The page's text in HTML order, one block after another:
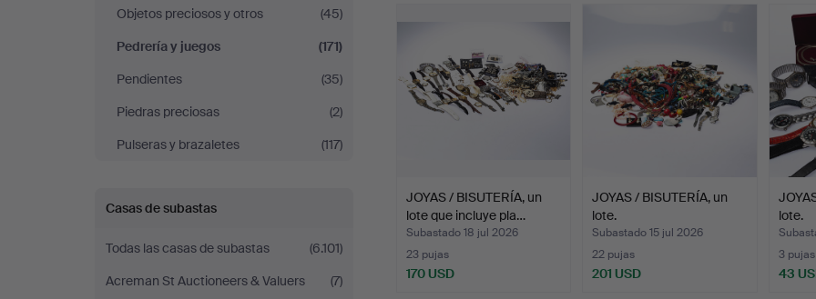
Objetos preciosos y otros
(45)
Pedrería y juegos
(171)
Pendientes
(35)
Piedras preciosas
(2)
Pulseras y brazaletes
(117)
Casas de subastas
Todas las casas de subastas
(6.101)
Acreman St Auctioneers & Valuers
(7)
JOYAS / BISUTERÍA, un
lote que incluye pla…
Subastado 18 jul 2026
23 pujas
170 USD
JOYAS / BISUTERÍA, un
lote.
Subastado 15 jul 2026
22 pujas
201 USD
lote.
3 pujas
43